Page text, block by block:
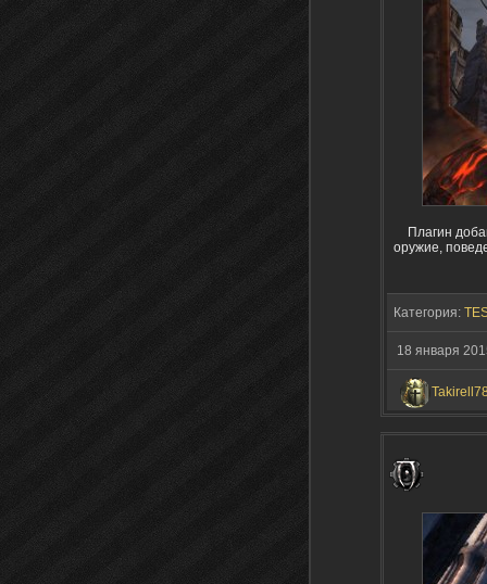
Плагин
оружие,
Категория:
18 января